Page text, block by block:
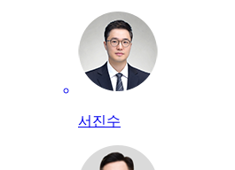
서진수